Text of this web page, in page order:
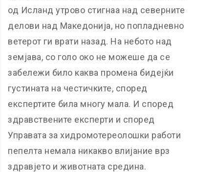
од Исланд утрово стигнаа над северните
делови над Македонија, но попладневно
ветерот ги врати назад. На небото над
земјава, со голо око не можеше да се
забележи било каква промена бидејќи
густината на честичките, според
експертите била многу мала. И според
здравствените експерти и според
Управата за хидромотереолошки работи
пепелта немала никакво влијание врз
здравјето и животната средина.